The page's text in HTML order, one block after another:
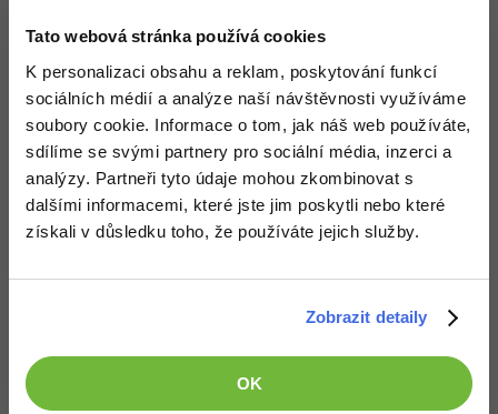
Tato webová stránka používá cookies
K personalizaci obsahu a reklam, poskytování funkcí
sociálních médií a analýze naší návštěvnosti využíváme
soubory cookie. Informace o tom, jak náš web používáte,
sdílíme se svými partnery pro sociální média, inzerci a
analýzy. Partneři tyto údaje mohou zkombinovat s
dalšími informacemi, které jste jim poskytli nebo které
získali v důsledku toho, že používáte jejich služby.
Zobrazit detaily
OK
Fórum
Kybernetická bezpečnost
Elektronický podpis
Fórum
Kariéra
Pro firmy
Ne, čistě přes CSS to nepůjde. Budeš musit zvážit použití JS nebo
Nahoru Odpovědět +1